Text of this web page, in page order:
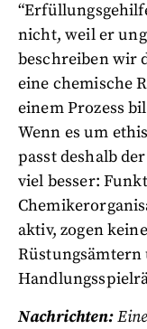
nicht, weil er
beschreiben wir
eine chemische
einem Prozess
Wenn es um
passt deshalb
viel besser:
aktiv, zogen
Nachrichten: